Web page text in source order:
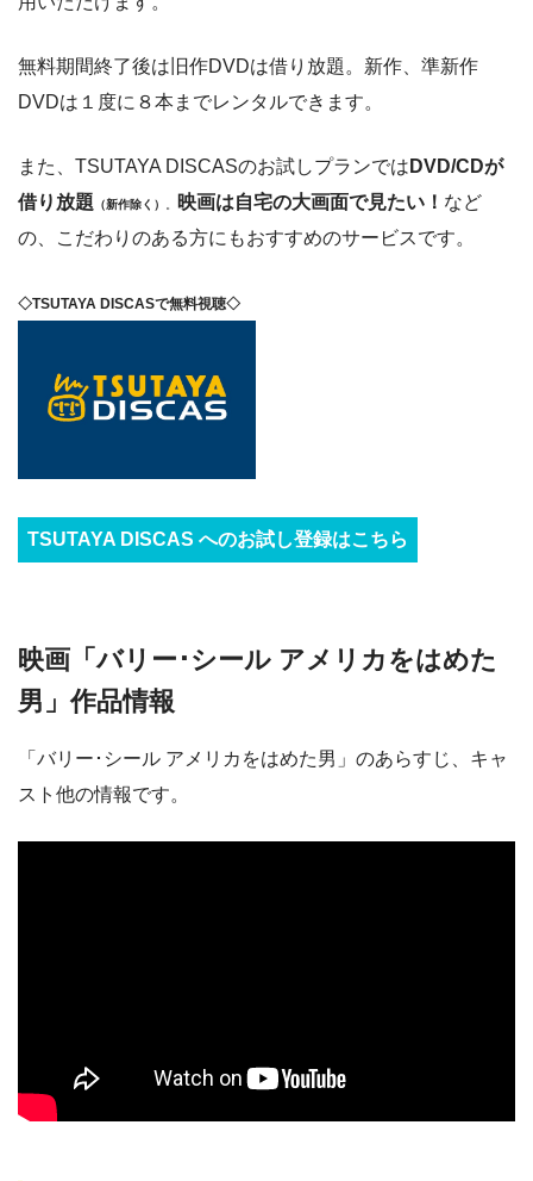
無料期間終了後は旧作DVDは借り放題。新作、準新作
DVDは１度に８本までレンタルできます。
また、TSUTAYA DISCASのお試しプランでは DVD/CDが
借り放題 （新作除く） 映画は自宅の大画面で見たい！ など
の、こだわりのある方にもおすすめのサービスです。
◇TSUTAYA DISCASで無料視聴◇
TSUTAYA DISCAS へのお試し登録はこちら
映画「バリー･シール アメリカをはめた
男」作品情報
「バリー･シール アメリカをはめた男」のあらすじ、キャ
スト他の情報です。